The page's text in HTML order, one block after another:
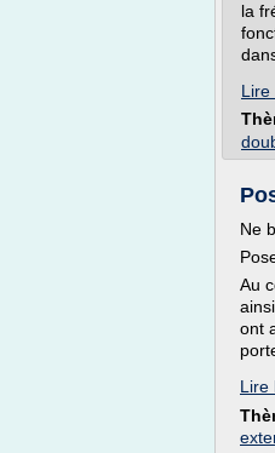
la
Lire
Ne
Au
ont
Lire